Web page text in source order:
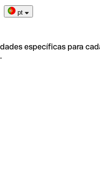
pt
específicas para